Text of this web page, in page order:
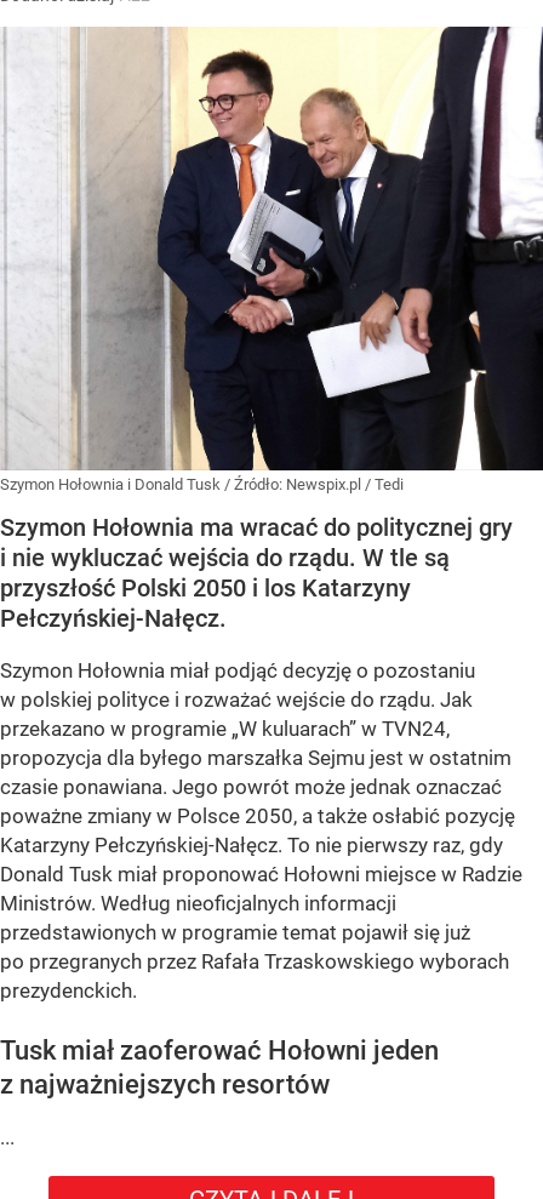
Szymon Hołownia i Donald Tusk / Źródło: Newspix.pl / Tedi
Szymon Hołownia ma wracać do politycznej gry
i nie wykluczać wejścia do rządu. W tle są
przyszłość Polski 2050 i los Katarzyny
Pełczyńskiej-Nałęcz.
Szymon Hołownia miał podjąć decyzję o pozostaniu
w polskiej polityce i rozważać wejście do rządu. Jak
przekazano w programie „W kuluarach” w TVN24,
propozycja dla byłego marszałka Sejmu jest w ostatnim
czasie ponawiana. Jego powrót może jednak oznaczać
poważne zmiany w Polsce 2050, a także osłabić pozycję
Katarzyny Pełczyńskiej-Nałęcz. To nie pierwszy raz, gdy
Donald Tusk miał proponować Hołowni miejsce w Radzie
Ministrów. Według nieoficjalnych informacji
przedstawionych w programie temat pojawił się już
po przegranych przez Rafała Trzaskowskiego wyborach
prezydenckich.
Tusk miał zaoferować Hołowni jeden
z najważniejszych resortów
...